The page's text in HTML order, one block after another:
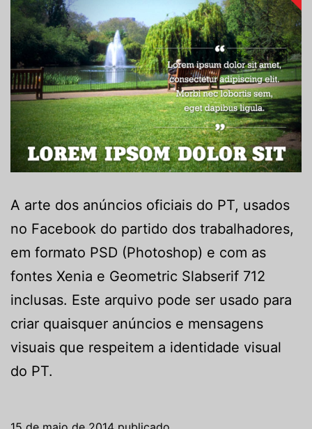
A arte dos anúncios oficiais do PT, usados
no Facebook do partido dos trabalhadores,
em formato PSD (Photoshop) e com as
fontes Xenia e Geometric Slabserif 712
inclusas. Este arquivo pode ser usado para
criar quaisquer anúncios e mensagens
visuais que respeitem a identidade visual
do PT.